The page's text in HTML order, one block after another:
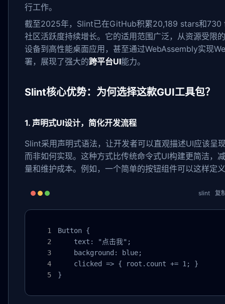
行工作。
截至2025年，Slint已在GitHub积累20,189 stars和730
社区活跃度持续增长。它的适用范围广泛，从资源受限的
设备到高性能桌面应用，甚至通过WebAssembly实现
署，展现了强大的跨平台UI能力。
Slint核心优势：为何选择这款GUI工具包？
1. 声明式UI设计，简化开发流程
Slint采用声明式语法，让开发者可以直观描述UI应该呈
而非如何实现。这种方式比传统命令式UI构建更简洁，
量和维护成本。例如，一个简单的按钮组件可以这样定
slint 复
Button {
    text: "点击我";
    background: blue;
    clicked => { root.count += 1; }
}